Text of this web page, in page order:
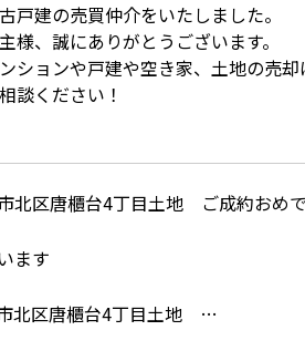
戸建の売買仲介をいたしました。
様、誠にありがとうございます。
ションや戸建や空き家、土地の売
談ください！
北区唐櫃台4丁目土地 …